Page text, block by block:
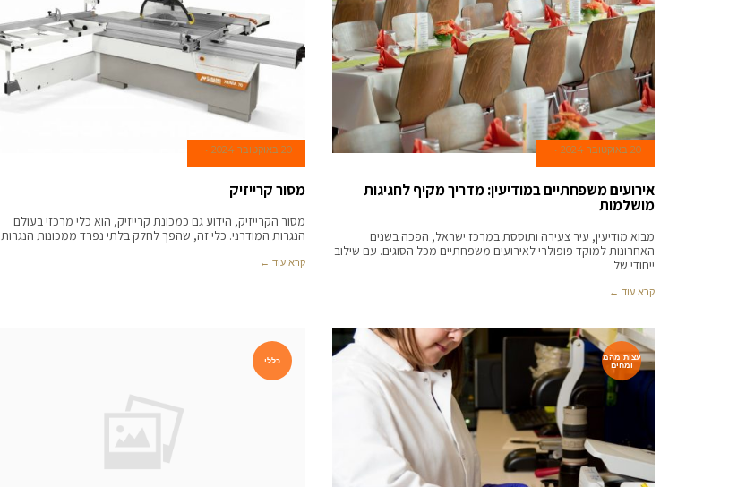
20 באוקטובר 2024
אירועים משפחתיים במודיעין: מדריך מקיף לחגיגות
מושלמות
מבוא מודיעין, עיר צעירה ותוססת במרכז ישראל, הפכה בשנים
האחרונות למוקד פופולרי לאירועים משפחתיים מכל הסוגים. עם שילוב
ייחודי של
קרא עוד ←
20 באוקטובר 2024
מסור קרייזיק
מסור הקרייזיק, הידוע גם כמכונת קרייזיק, הוא כלי מרכזי בעולם
הנגרות המודרני. כלי זה, שהפך לחלק בלתי נפרד ממכונות הנגרות
קרא עוד ←
עצות מהמ
ומחים
כללי